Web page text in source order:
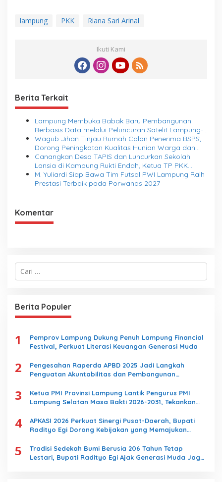
lampung PKK Riana Sari Arinal
Ikuti Kami
Berita Terkait
Lampung Membuka Babak Baru Pembangunan
Berbasis Data melalui Peluncuran Satelit Lampung-1
Berbasis AI
Wagub Jihan Tinjau Rumah Calon Penerima BSPS,
Dorong Peningkatan Kualitas Hunian Warga dan
Serap Aspirasi Masyarakat
Canangkan Desa TAPIS dan Luncurkan Sekolah
Lansia di Kampung Rukti Endah, Ketua TP PKK
Lampung Dorong Pembangunan SDM Dimulai dari
Desa
M. Yuliardi Siap Bawa Tim Futsal PWI Lampung Raih
Prestasi Terbaik pada Porwanas 2027
Komentar
C
u
n
t
k
Berita Populer
1
Pemprov Lampung Dukung Penuh Lampung Financial
Festival, Perkuat Literasi Keuangan Generasi Muda
2
Pengesahan Raperda APBD 2025 Jadi Langkah
Penguatan Akuntabilitas dan Pembangunan
3
Ketua PMI Provinsi Lampung Lantik Pengurus PMI
Lampung Selatan Masa Bakti 2026-2031, Tekankan
4
APKASI 2026 Perkuat Sinergi Pusat-Daerah, Bupati
Radityo Egi Dorong Kebijakan yang Memajukan
5
Tradisi Sedekah Bumi Berusia 206 Tahun Tetap
Lestari, Bupati Radityo Egi Ajak Generasi Muda Jaga